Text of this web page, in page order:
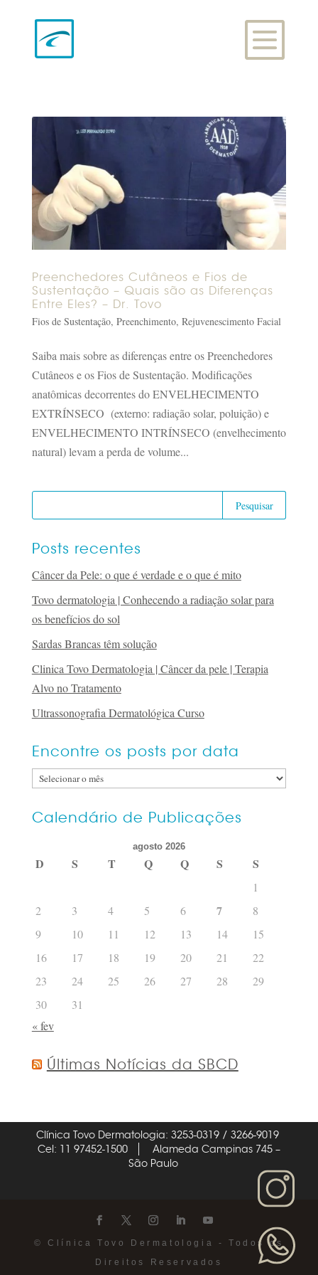
Preenchedores Cutâneos e Fios de
Sustentação – Quais são as Diferenças
Entre Eles? – Dr. Tovo
Fios de Sustentação, Preenchimento, Rejuvenescimento Facial
Saiba mais sobre as diferenças entre os Preenchedores
Cutâneos e os Fios de Sustentação. Modificações
anatômicas decorrentes do ENVELHECIMENTO
EXTRÍNSECO (externo: radiação solar, poluição) e
ENVELHECIMENTO INTRÍNSECO (envelhecimento
natural) levam a perda de volume...
Posts recentes
Câncer da Pele: o que é verdade e o que é mito
Tovo dermatologia | Conhecendo a radiação solar para
os benefícios do sol
Sardas Brancas têm solução
Clinica Tovo Dermatologia | Câncer da pele | Terapia
Alvo no Tratamento
Ultrassonografia Dermatológica Curso
Encontre os posts por data
Encontre
posts
Calendário de Publicações
agosto 2026
D S T Q Q S S
1
2
3 4 5 6 7
8
9
10 11 12 13 14
15
16
17 18 19 20 21
22
23
24 25 26 27 28
29
30
31
« fev
Últimas Notícias da SBCD
Clínica Tovo Dermatologia: 3253-0319 / 3266-9019
Cel: 11 97452-1500
Alameda Campinas 745 –
São Paulo
© Clínica Tovo Dermatologia - Todos os
Direitos Reservados